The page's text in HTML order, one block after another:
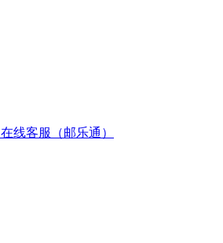
在线客服（邮乐通）